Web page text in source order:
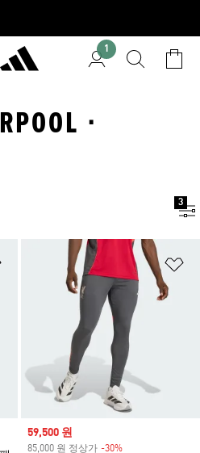
1
·
3
위시리스트 담기
Sale price
59,500 원
85,000 원 정상가 -30%